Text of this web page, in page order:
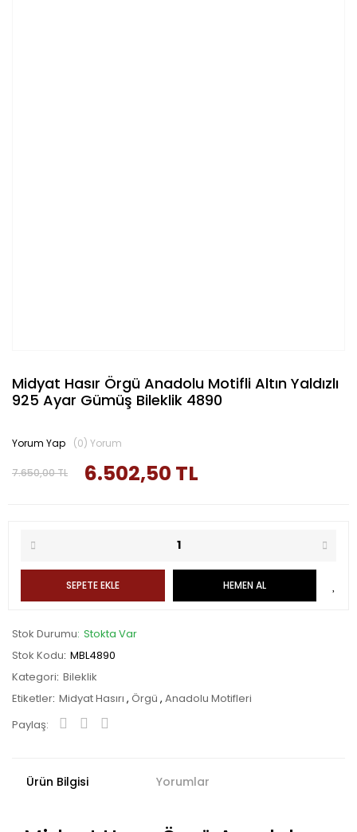
Midyat Hasır Örgü Anadolu Motifli Altın Yaldızlı
925 Ayar Gümüş Bileklik 4890
7.650,00 TL 6.502,50 TL
Yorum Yap (0) Yorum
SEPETE EKLE HEMEN AL
Stok Durumu Stokta Var
Stok Kodu MBL4890
Kategori Bileklik
Etiketler Midyat Hasırı , Örgü , Anadolu Motifleri
Paylaş:
Ürün Bilgisi Yorumlar